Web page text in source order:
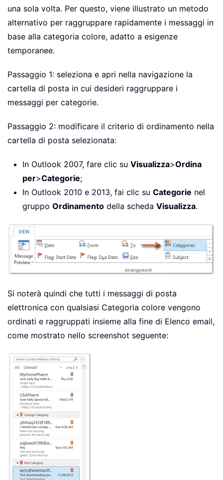
una sola volta. Per questo, viene illustrato un metodo
alternativo per raggruppare rapidamente i messaggi in
base alla categoria colore, adatto a esigenze
temporanee.
Passaggio 1: seleziona e apri nella navigazione la
cartella di posta in cui desideri raggruppare i
messaggi per categorie.
Passaggio 2: modificare il criterio di ordinamento nella
cartella di posta selezionata:
In Outlook 2007, fare clic su Visualizza>Ordina
per>Categorie;
In Outlook 2010 e 2013, fai clic su Categorie nel
gruppo Ordinamento della scheda Visualizza.
Si noterà quindi che tutti i messaggi di posta
elettronica con qualsiasi Categoria colore vengono
ordinati e raggruppati insieme alla fine di Elenco email,
come mostrato nello screenshot seguente: